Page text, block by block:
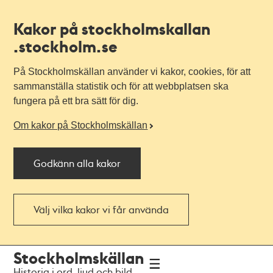
Kakor på stockholmskallan
.stockholm.se
På Stockholmskällan använder vi kakor, cookies, för att
sammanställa statistik och för att webbplatsen ska
fungera på ett bra sätt för dig.
Om kakor på Stockholmskällan
Godkänn alla kakor
Välj vilka kakor vi får använda
navigationen
huvudinnehållet
Stockholmskällan